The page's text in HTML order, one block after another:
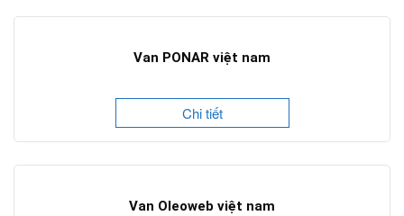
Van PONAR việt nam
Chi tiết
Van Oleoweb việt nam